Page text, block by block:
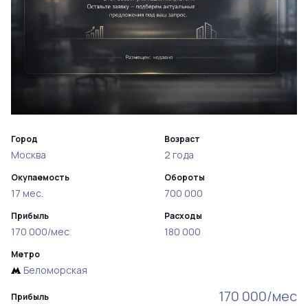
Прибыль 170 000/мес
Город
Москва
Окупаемость
17 мес.
Прибыль
170 000/мес
Возраст
2 года
Обороты
700 000
Расходы
180 000
Метро
Беломорская